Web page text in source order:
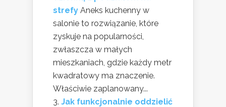
strefy Aneks kuchenny w
salonie to rozwiązanie, które
zyskuje na popularności,
zwłaszcza w małych
mieszkaniach, gdzie każdy metr
kwadratowy ma znaczenie.
Właściwie zaplanowany...
Jak funkcjonalnie oddzielić